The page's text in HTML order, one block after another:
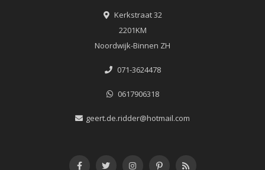
Kerkstraat 32
2201KM
Noordwijk-Binnen ZH
071-3624478
0617906318
geert.de.ridder@hotmail.com